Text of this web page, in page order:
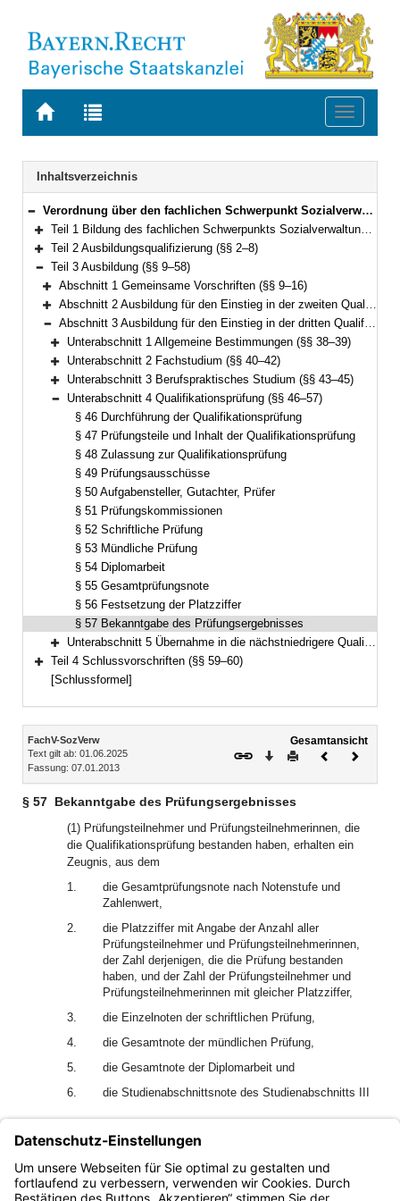
Zur
BAYERN.RECHT
Zur
letzten
Suche
Toggle
Navigation
Inhaltsverzeichnis
Bereich reduzieren
Verordnung über den fachlichen Schwerpunkt Sozialverwaltung (FachV-SozVerw) Vom 7. Januar 2013 (GVBl. S. 11) BayRS 2038-3-8-3-A (§§ 1–60)
Bereich erweitern
Teil 1 Bildung des fachlichen Schwerpunkts Sozialverwaltung (§ 1)
Bereich erweitern
Teil 2 Ausbildungsqualifizierung (§§ 2–8)
Bereich reduzieren
Teil 3 Ausbildung (§§ 9–58)
Bereich erweitern
Abschnitt 1 Gemeinsame Vorschriften (§§ 9–16)
Bereich erweitern
Abschnitt 2 Ausbildung für den Einstieg in der zweiten Qualifikationsebene (§§ 17–37)
Bereich reduzieren
Abschnitt 3 Ausbildung für den Einstieg in der dritten Qualifikationsebene (§§ 38–58)
Bereich erweitern
Unterabschnitt 1 Allgemeine Bestimmungen (§§ 38–39)
Bereich erweitern
Unterabschnitt 2 Fachstudium (§§ 40–42)
Bereich erweitern
Unterabschnitt 3 Berufspraktisches Studium (§§ 43–45)
Bereich reduzieren
Unterabschnitt 4 Qualifikationsprüfung (§§ 46–57)
§ 46 Durchführung der Qualifikationsprüfung
§ 47 Prüfungsteile und Inhalt der Qualifikationsprüfung
§ 48 Zulassung zur Qualifikationsprüfung
§ 49 Prüfungsausschüsse
§ 50 Aufgabensteller, Gutachter, Prüfer
§ 51 Prüfungskommissionen
§ 52 Schriftliche Prüfung
§ 53 Mündliche Prüfung
§ 54 Diplomarbeit
§ 55 Gesamtprüfungsnote
§ 56 Festsetzung der Platzziffer
§ 57 Bekanntgabe des Prüfungsergebnisses
Bereich erweitern
Unterabschnitt 5 Übernahme in die nächstniedrigere Qualifikationsebene (§ 58)
Bereich erweitern
Teil 4 Schlussvorschriften (§§ 59–60)
[Schlussformel]
Inhalt
FachV-SozVerw
Text gilt ab: 01.06.2025
Fassung: 07.01.2013
Gesamtansicht
Download
DruckenVorheriges
§ 57 Bekanntgabe des Prüfungsergebnisses
(1) Prüfungsteilnehmer und Prüfungsteilnehmerinnen, die
die Qualifikationsprüfung bestanden haben, erhalten ein
Zeugnis, aus dem
1.
die Gesamtprüfungsnote nach Notenstufe und
Zahlenwert,
2.
die Platzziffer mit Angabe der Anzahl aller
Prüfungsteilnehmer und Prüfungsteilnehmerinnen,
der Zahl derjenigen, die die Prüfung bestanden
haben, und der Zahl der Prüfungsteilnehmer und
Prüfungsteilnehmerinnen mit gleicher Platzziffer,
3.
die Einzelnoten der schriftlichen Prüfung,
4.
die Gesamtnote der mündlichen Prüfung,
5.
die Gesamtnote der Diplomarbeit und
6.
die Studienabschnittsnote des Studienabschnitts III
(2) Über die nichtbestandene Prüfung erhält der
Prüfungsteilnehmer oder die Prüfungsteilnehmerin einen
begründeten Bescheid.